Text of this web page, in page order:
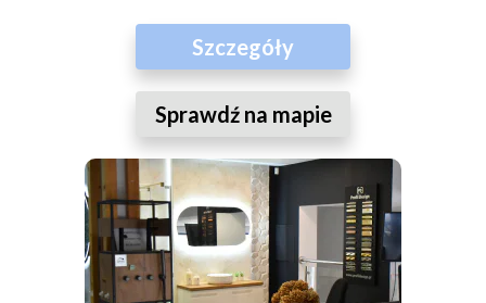
Szczegóły
Sprawdź na mapie